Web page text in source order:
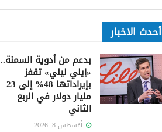
أحدث الاخبار
بدعم من أدوية السمنة..
«إيلي ليلي» تقفز
بإيراداتها 48% إلى 23
مليار دولار في الربع
الثاني
أغسطس 8, 2026